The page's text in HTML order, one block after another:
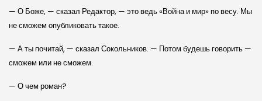
— О Боже, — сказал Редактор, — это ведь «Война и мир» по весу. Мы
не сможем опубликовать такое.
— А ты почитай, — сказал Сокольников. — Потом будешь говорить —
сможем или не сможем.
— О чем роман?